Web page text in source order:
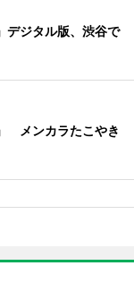
デジタル版、渋谷で
メンカラたこやき